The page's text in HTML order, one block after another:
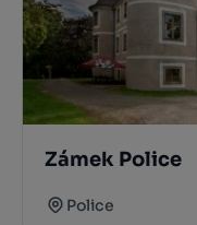
Zámek Police
Police